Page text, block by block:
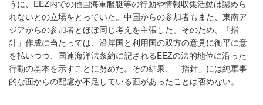
うに、EEZ内での他国海軍艦艇等の行動や情報収集活動は認めら
れないとの立場をとっていた。中国からの参加者もまた、東南ア
ジアからの参加者とほぼ同じ考えを主張した。そのため、「指
針」作成に当たっては、沿岸国と利用国の双方の意見に衡平に意
を払いつつ、国連海洋法条約に記されるEEZの法的地位に沿った
行動の基本を示すことに努めた。その結果、「指針」には純軍事
的な面からの配慮が不足している面があったことは否めない。